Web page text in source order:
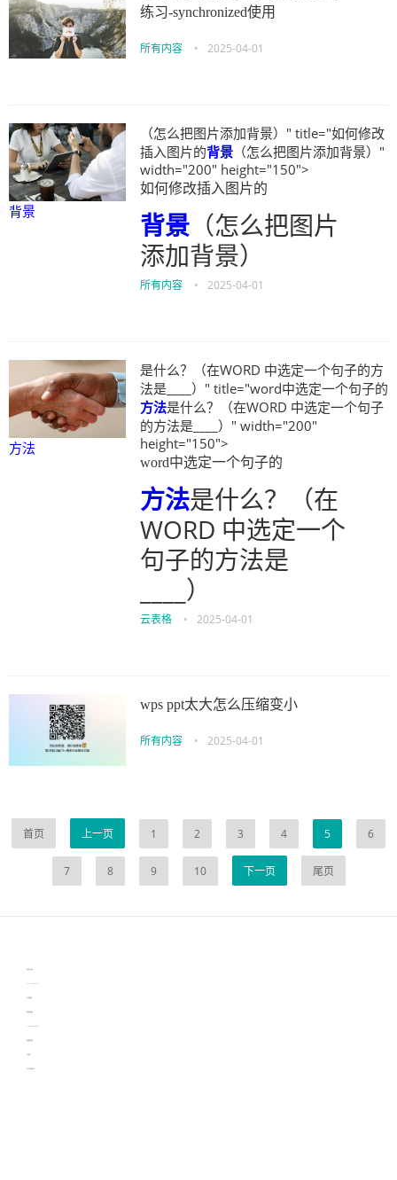
练习-synchronized使用
所有内容 • 2025-04-01
背景
（怎么把图片添加背景）" title="如何修改
插入图片的背景 （怎么把图片添加背景）"
width="200" height="150">
如何修改插入图片的
背景 （怎么把图片
添加背景）
所有内容 • 2025-04-01
方法
是什么？（在WORD 中选定一个句子的方
法是____）" title="word中选定一个句子的
方法是什么？（在WORD 中选定一个句子
的方法是____）" width="200"
height="150">
word中选定一个句子的
方法是什么？（在
WORD 中选定一个
句子的方法是
____）
云表格 • 2025-04-01
wps ppt太大怎么压缩变小
所有内容 • 2025-04-01
首页 上一页 1 2 3 4 5 6
7 8 9 10 下一页 尾页